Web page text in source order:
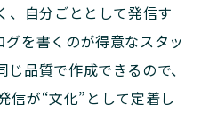
、自分ごととして発信す
を書くのが得意なスタッ
品質で作成できるので、
信が“文化”として定着し